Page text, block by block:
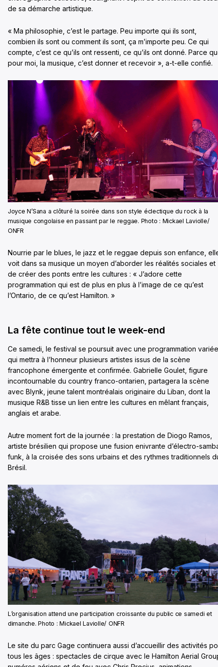
de sa démarche artistique.
« Ma philosophie, c’est le partage. Peu importe qui ils sont,
combien ils sont ou comment ils sont, ça m’importe peu. Ce qui
compte, c’est ce qu’ils ont ressenti, ce qu’ils ont donné. Parce
pour moi, la musique, c’est donner et recevoir », a-t-elle confié.
Joyce N’Sana a clôturé la soirée dans son style éclectique du rock à la
musique congolaise en passant par le reggae. Photo : Mickael Laviolle/
ONFR
Nourrie par le blues, le jazz et le reggae depuis son enfance,
voit dans sa musique un moyen d’aborder les réalités sociales et
de créer des ponts entre les cultures : « J’adore cette
programmation qui est de plus en plus à l’image de ce qu’est
l’Ontario, de ce qu’est Hamilton. »
La fête continue tout le week-end
Ce samedi, le festival se poursuit avec une programmation variée
qui mettra à l’honneur plusieurs artistes issus de la scène
francophone émergente et confirmée. Gabrielle Goulet, figure
incontournable du country franco-ontarien, partagera la scène
avec Blynk, jeune talent montréalais originaire du Liban, dont la
musique R&B tisse un lien entre les cultures en mêlant français,
anglais et arabe.
Autre moment fort de la journée : la prestation de Diogo Ramos,
artiste brésilien qui propose une fusion enivrante d’électro-
funk, à la croisée des sons urbains et des rythmes traditionnels
Brésil.
L’organisation attend une participation croissante du public ce samedi et
dimanche. Photo : Mickael Laviolle/ ONFR
Le site du parc Gage continuera aussi d’accueillir des activités
tous les âges : spectacles de cirque avec le Hamilton Aerial